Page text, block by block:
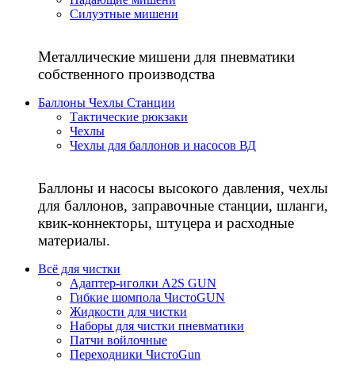
Силуэтные мишени
Металлические мишени для пневматики
собственного производства
Баллоны Чехлы Станции
Тактические рюкзаки
Чехлы
Чехлы для баллонов и насосов ВД
Баллоны и насосы высокого давления, чехлы
для баллонов, заправочные станции, шланги,
квик-коннекторы, штуцера и расходные
материалы.
Всё для чистки
Адаптер-иголки A2S GUN
Гибкие шомпола ЧистоGUN
Жидкости для чистки
Наборы для чистки пневматики
Патчи войлочные
Переходники ЧистоGun